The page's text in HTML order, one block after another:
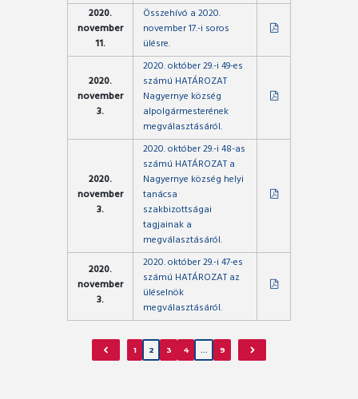
2020.
november
11.
Összehívó a 2020.
november 17.-i soros
ülésre.
2020.
november
3.
2020. október 29.-i 49-es
számú HATÁROZAT
Nagyernye község
alpolgármesterének
megválasztásáról.
2020.
november
3.
2020. október 29.-i 48-as
számú HATÁROZAT a
Nagyernye község helyi
tanácsa
szakbizottságai
tagjainak a
megválasztásáról.
2020.
november
3.
2020. október 29.-i 47-es
számú HATÁROZAT az
üléselnök
megválasztásáról.
1 2 3 4 9